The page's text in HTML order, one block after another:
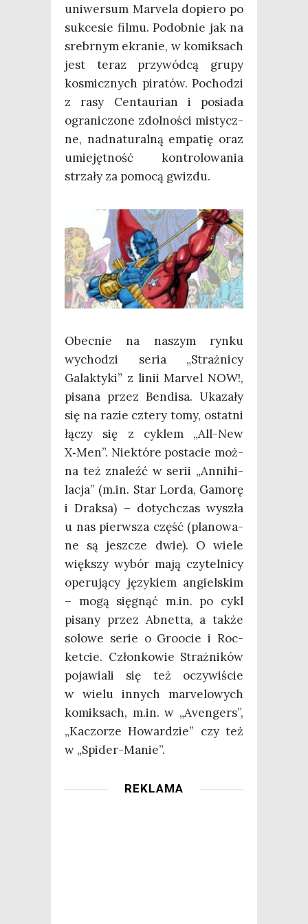
uni­wer­sum Marve­la dopie­ro po
suk­ce­sie fil­mu. Podob­nie jak na
srebr­nym ekra­nie, w komik­sach
jest teraz przy­wód­cą gru­py
kosmicz­nych pira­tów. Pocho­dzi
z rasy Cen­tau­rian i posia­da
ogra­ni­czo­ne zdol­no­ści mistycz­
ne, nad­na­tu­ral­ną empa­tię oraz
umie­jęt­ność kon­tro­lo­wa­nia
strza­ły za pomo­cą gwizdu.
Obec­nie na naszym ryn­ku
wycho­dzi seria „Straż­ni­cy
Galak­ty­ki” z linii Marvel NOW!,
pisa­na przez Ben­di­sa. Uka­za­ły
się na razie czte­ry tomy, ostat­ni
łączy się z cyklem „All-New
X‑Men”. Nie­któ­re posta­cie moż­
na też zna­leźć w serii „Anni­hi­
la­cja” (m.in. Star Lor­da, Gamo­rę
i Drak­sa) – dotych­czas wyszła
u nas pierw­sza część (pla­no­wa­
ne są jesz­cze dwie). O wie­le
więk­szy wybór mają czy­tel­ni­cy
ope­ru­ją­cy języ­kiem angiel­skim
– mogą się­gnąć m.in. po cykl
pisa­ny przez Abnet­ta, a tak­że
solo­we serie o Gro­ocie i Roc­
ket­cie. Człon­ko­wie Straż­ni­ków
poja­wia­li się też oczy­wi­ście
w wie­lu innych marve­lo­wych
komik­sach, m.in. w „Aven­gers”,
„Kaczo­rze Howar­dzie” czy też
w „Spi­der-Manie”.
REKLAMA